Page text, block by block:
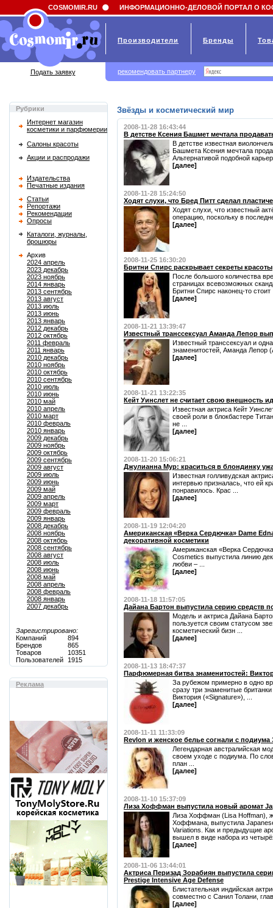
Field 'news_title' doesn't have a default value
Рубрики
Интернет магазин
косметики и парфюмерии
Салоны красоты
Акции и распродажи
Издательства
Печатные издания
Статьи
Репортажи
Рекомендации
Опросы
Каталоги, журналы,
брошюры
Архив
2024 апрель
2023 декабрь
2023 ноябрь
2014 январь
2013 сентябрь
2013 август
2013 июль
2013 июнь
2013 январь
2012 декабрь
2012 октябрь
2011 февраль
2011 январь
2010 декабрь
2010 ноябрь
2010 октябрь
2010 сентябрь
2010 июль
2010 июнь
2010 май
2010 апрель
2010 март
2010 февраль
2010 январь
2009 декабрь
2009 ноябрь
2009 октябрь
2009 сентябрь
2009 август
2009 июль
2009 июнь
2009 май
2009 апрель
2009 март
2009 февраль
2009 январь
2008 декабрь
2008 ноябрь
2008 октябрь
2008 сентябрь
2008 август
2008 июль
2008 июнь
2008 май
2008 апрель
2008 февраль
2008 январь
2007 декабрь
Зарегистрировано:
Компаний
894
Брендов
865
Товаров
10351
Пользователей
1915
Реклама
Звёзды и косметический мир
2008-11-28 16:43:44
В детстве Ксения Башмет мечтала
В детстве известная
Башмета Ксения мечтала
Альтернативой подобной
[далее]
2008-11-28 15:24:50
Ходят слухи, что Бред Питт сделал
Ходят слухи, что известный
операцию, поскольку в
[далее]
2008-11-25 16:30:20
Бритни Спирс раскрывает секреты красоты
После большого количества
страницах всевозможных
Бритни Спирс наконец-то стоит
[далее]
2008-11-21 13:39:47
Известный транссексуал Аманда Лепор
Известный транссексуал и
знаменитостей, Аманда Лепор
[далее]
2008-11-21 13:22:35
Кейт Уинслет не считает свою внешность
Известная актриса Кейт
своей роли в блокбастере
не ...
[далее]
2008-11-20 15:06:21
Джулианна Мур: краситься в блондинку
Известная голливудская
интервью призналась, что ей
понравилось. Крас ...
[далее]
2008-11-19 12:04:20
Американская «Верка Сердючка» Dame
декоративной косметики
Американская «Верка
Cosmetics выпустила линию
любви – ...
[далее]
2008-11-18 11:57:05
Дайана Бартон выпустила серию средств
Модель и актриса Дайана
пользуется своим статусом
косметический бизн ...
[далее]
2008-11-13 18:47:37
Парфюмерная битва знаменитостей:
За рубежом примерно в одно
сразу три знаменитые
Виктория («Signature»), ...
[далее]
2008-11-11 11:33:09
Revlon и женское белье согнали с
Легендарная австралийская
своем уходе с подиума. По
план ...
[далее]
2008-11-10 15:37:09
Лиза Хоффман выпустила новый аромат
Лиза Хоффман (Lisa Hoffman),
Хоффмана, выпустила
Variations. Как и предыдущие
вышел в виде набора из
[далее]
2008-11-06 13:44:01
Актриса Перизад Зорабиян выпустила
Prestige Intensive Age Defense
Блистательная индийская
совместно с Санил Толани,
[далее]
COSMOMIR.RU ИНФОРМАЦИОННО-ДЕЛОВОЙ ПОРТАЛ О
Производители Бренды
Подать заявку рекомендовать партнеру